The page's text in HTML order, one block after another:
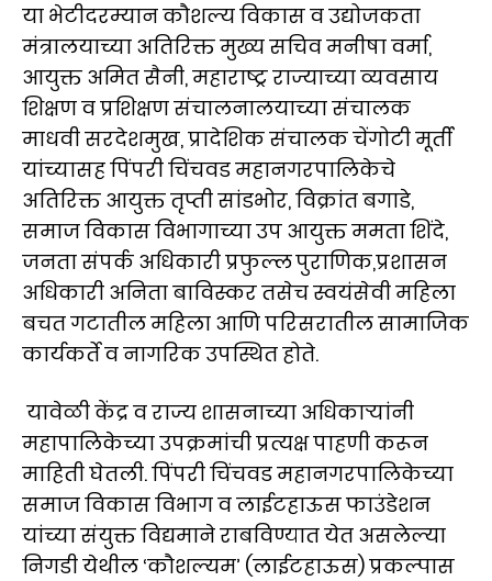
या भेटीदरम्यान कौशल्य विकास व उद्योजकता
मंत्रालयाच्या अतिरिक्त मुख्य सचिव मनीषा वर्मा,
आयुक्त अमित सैनी, महाराष्ट्र राज्याच्या व्यवसाय
शिक्षण व प्रशिक्षण संचालनालयाच्या संचालक
माधवी सरदेशमुख, प्रादेशिक संचालक चेंगोटी मूर्ती
यांच्यासह पिंपरी चिंचवड महानगरपालिकेचे
अतिरिक्त आयुक्त तृप्ती सांडभोर, विक्रांत बगाडे,
समाज विकास विभागाच्या उप आयुक्त ममता शिंदे,
जनता संपर्क अधिकारी प्रफुल्ल पुराणिक,प्रशासन
अधिकारी अनिता बाविस्कर तसेच स्वयंसेवी महिला
बचत गटातील महिला आणि परिसरातील सामाजिक
कार्यकर्ते व नागरिक उपस्थित होते.
यावेळी केंद्र व राज्य शासनाच्या अधिकाऱ्यांनी
महापालिकेच्या उपक्रमांची प्रत्यक्ष पाहणी करून
माहिती घेतली. पिंपरी चिंचवड महानगरपालिकेच्या
समाज विकास विभाग व लाईटहाऊस फाउंडेशन
यांच्या संयुक्त विद्यमाने राबविण्यात येत असलेल्या
निगडी येथील ‘कौशल्यम’ (लाईटहाऊस) प्रकल्पास